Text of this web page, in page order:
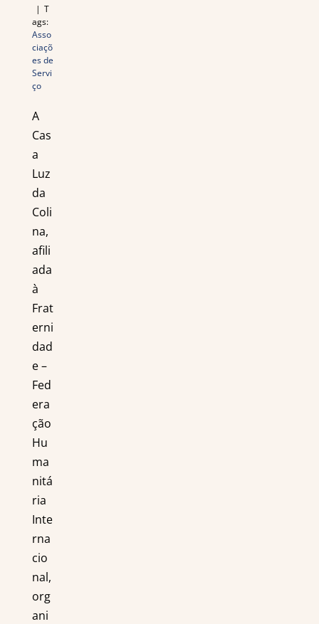
| T
ags:
Asso
ciaçõ
es de
Servi
ço
A
Cas
a
Luz
da
Coli
na,
afili
ada
à
Frat
erni
dad
e –
Fed
era
ção
Hu
ma
nitá
ria
Inte
rna
cio
nal,
org
ani